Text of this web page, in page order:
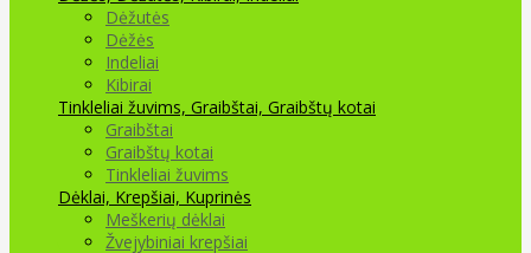
Dėžutės
Dėžės
Indeliai
Kibirai
Tinkleliai žuvims, Graibštai, Graibštų kotai
Graibštai
Graibštų kotai
Tinkleliai žuvims
Dėklai, Krepšiai, Kuprinės
Meškerių dėklai
Žvejybiniai krepšiai